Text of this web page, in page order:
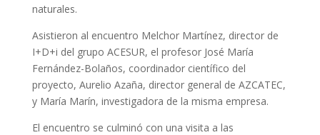
naturales.
Asistieron al encuentro Melchor Martínez, director de
I+D+i del grupo ACESUR, el profesor José María
Fernández-Bolaños, coordinador científico del
proyecto, Aurelio Azaña, director general de AZCATEC,
y María Marín, investigadora de la misma empresa.
El encuentro se culminó con una visita a las